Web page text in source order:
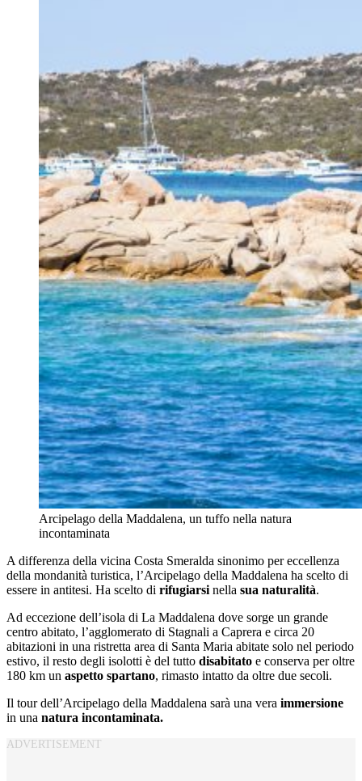
Arcipelago della Maddalena, un tuffo nella natura
incontaminata
A differenza della vicina Costa Smeralda sinonimo per eccellenza
della mondanità turistica, l’Arcipelago della Maddalena ha scelto di
essere in antitesi. Ha scelto di rifugiarsinella sua naturalità.
Ad eccezione dell’isola di La Maddalena dove sorge un grande
centro abitato, l’agglomerato di Stagnali a Caprera e circa 20
abitazioni in una ristretta area di Santa Maria abitate solo nel periodo
estivo, il resto degli isolotti è del tutto disabitato e conserva per oltre
180 km un aspetto spartano, rimasto intatto da oltre due secoli.
Il tour dell’Arcipelago della Maddalena sarà una vera immersione
in una natura incontaminata.